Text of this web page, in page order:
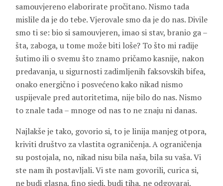
samouvjereno elaborirate pročitano. Nismo tada
mislile da je do tebe. Vjerovale smo da je do nas. Divile
smo ti se: bio si samouvjeren, imao si stav, branio ga –
šta, zaboga, u tome može biti loše? To što mi radije
šutimo ili o svemu što znamo pričamo kasnije, nakon
predavanja, u sigurnosti zadimljenih faksovskih bifea,
onako energično i posvećeno kako nikad nismo
uspijevale pred autoritetima, nije bilo do nas. Nismo
to znale tada – mnoge od nas to ne znaju ni danas.
Najlakše je tako, govorio si, to je linija manjeg otpora,
kriviti društvo za vlastita ograničenja. A ograničenja
su postojala, no, nikad nisu bila naša, bila su vaša. Vi
ste nam ih postavljali. Vi ste nam govorili, curica si,
ne budi glasna, fino sjedi, budi tiha, ne odgovaraj,